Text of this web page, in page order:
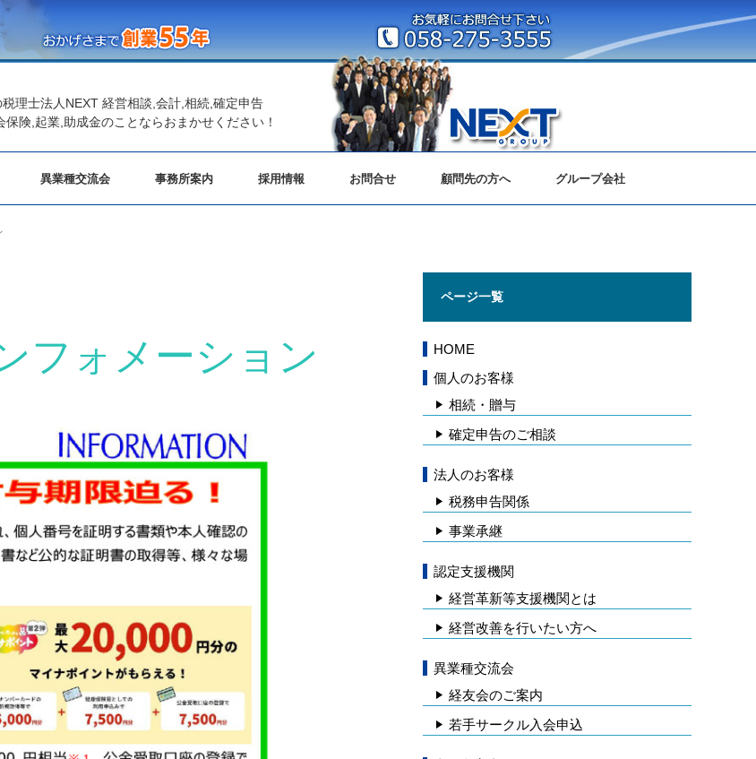
理士法人NEXT 経営相談,会計,相続,確定申告
保険,起業,助成金のことならおまかせください！
異業種交流会 事務所案内 採用情報 お問合せ 顧問先の方へ グループ会社
フォメーション
ページ一覧
HOME
個人のお客様
相続・贈与
確定申告のご相談
法人のお客様
税務申告関係
事業承継
認定支援機関
経営革新等支援機関とは
経営改善を行いたい方へ
異業種交流会
経友会のご案内
若手サークル入会申込